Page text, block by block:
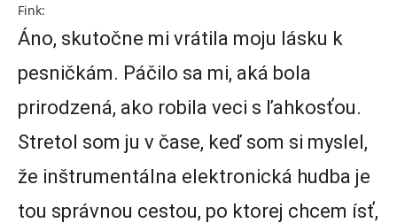
Fink:
Áno, skutočne mi vrátila moju lásku k
pesničkám. Páčilo sa mi, aká bola
prirodzená, ako robila veci s ľahkosťou.
Stretol som ju v čase, keď som si myslel,
že inštrumentálna elektronická hudba je
tou správnou cestou, po ktorej chcem ísť,